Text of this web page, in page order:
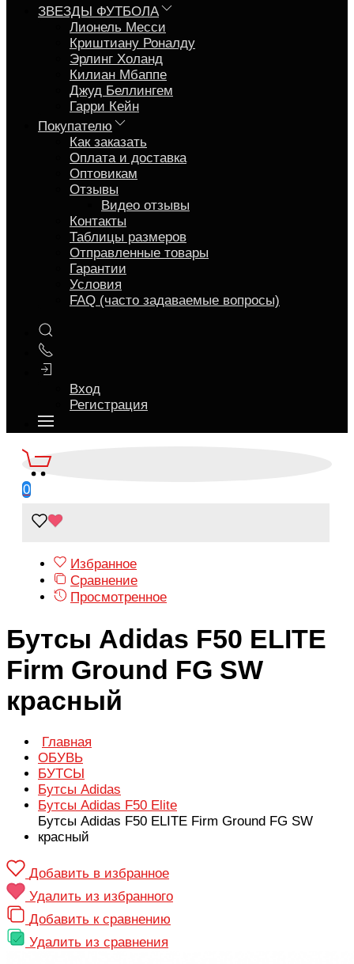
ЗВЕЗДЫ ФУТБОЛА
Лионель Месси
Криштиану Роналду
Эрлинг Холанд
Килиан Мбаппе
Джуд Беллингем
Гарри Кейн
Покупателю
Как заказать
Оплата и доставка
Оптовикам
Отзывы
Видео отзывы
Контакты
Таблицы размеров
Отправленные товары
Гарантии
Условия
FAQ (часто задаваемые вопросы)
Вход
Регистрация
0
Избранное
Сравнение
Просмотренное
Бутсы Adidas F50 ELITE
Firm Ground FG SW
красный
Главная
ОБУВЬ
БУТСЫ
Бутсы Adidas
Бутсы Adidas F50 Elite
Бутсы Adidas F50 ELITE Firm Ground FG SW
красный
Добавить в избранное
Удалить из избранного
Добавить к сравнению
Удалить из сравнения